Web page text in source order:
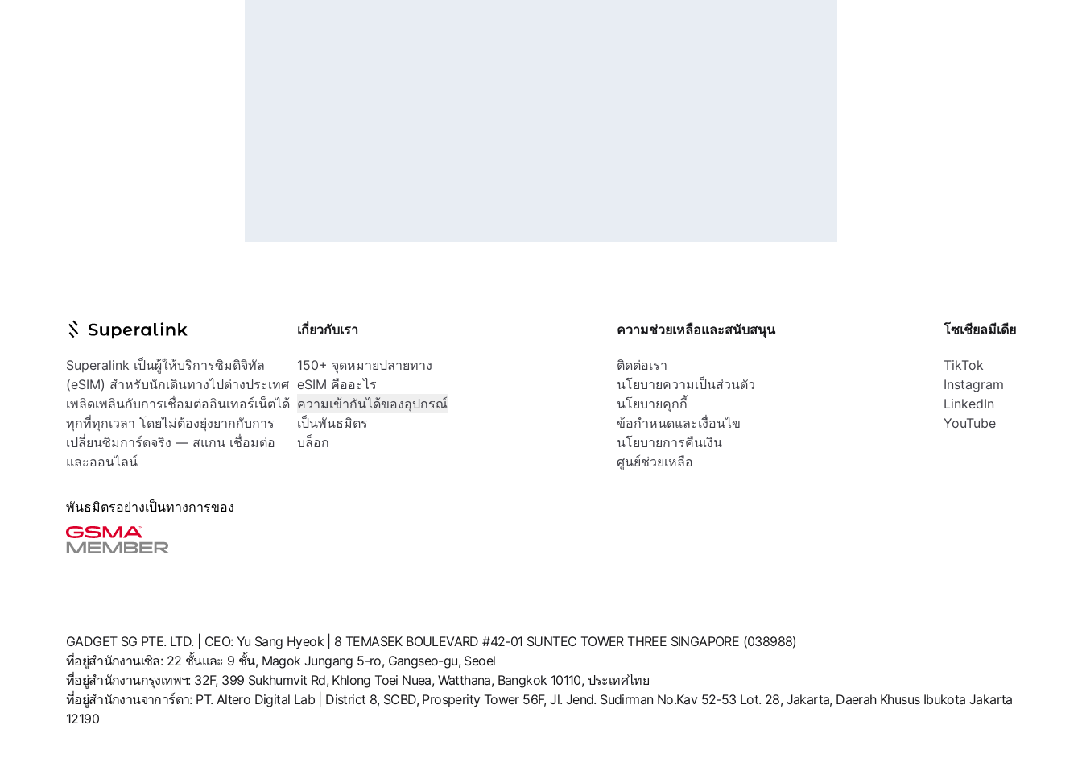
Superalink เป็นผู้ให้บริการซิมดิจิทัล
(eSIM) สำหรับนักเดินทางไปต่างประเทศ
เพลิดเพลินกับการเชื่อมต่ออินเทอร์เน็ตได้
ทุกที่ทุกเวลา โดยไม่ต้องยุ่งยากกับการ
เปลี่ยนซิมการ์ดจริง — สแกน เชื่อมต่อ
และออนไลน์
พันธมิตรอย่างเป็นทางการของ
เกี่ยวกับเรา
150+ จุดหมายปลายทาง
eSIM คืออะไร
ความเข้ากันได้ของอุปกรณ์
เป็นพันธมิตร
บล็อก
ความช่วยเหลือและสนับสนุน
ติดต่อเรา
นโยบายความเป็นส่วนตัว
นโยบายคุกกี้
ข้อกำหนดและเงื่อนไข
นโยบายการคืนเงิน
ศูนย์ช่วยเหลือ
โซเชียลมีเดีย
TikTok
Instagram
LinkedIn
YouTube
GADGET SG PTE. LTD. | CEO: Yu Sang Hyeok | 8 TEMASEK BOULEVARD #42-01 SUNTEC TOWER THREE SINGAPORE (038988)
ที่อยู่สำนักงานเซิล: 22 ชั้นและ 9 ชั้น, Magok Jungang 5-ro, Gangseo-gu, Seoel
ที่อยู่สำนักงานกรุงเทพฯ: 32F, 399 Sukhumvit Rd, Khlong Toei Nuea, Watthana, Bangkok 10110, ประเทศไทย
ที่อยู่สำนักงานจาการ์ตา: PT. Altero Digital Lab | District 8, SCBD, Prosperity Tower 56F, Jl. Jend. Sudirman No.Kav 52-53 Lot. 28, Jakarta, Daerah Khusus Ibukota Jakarta
12190